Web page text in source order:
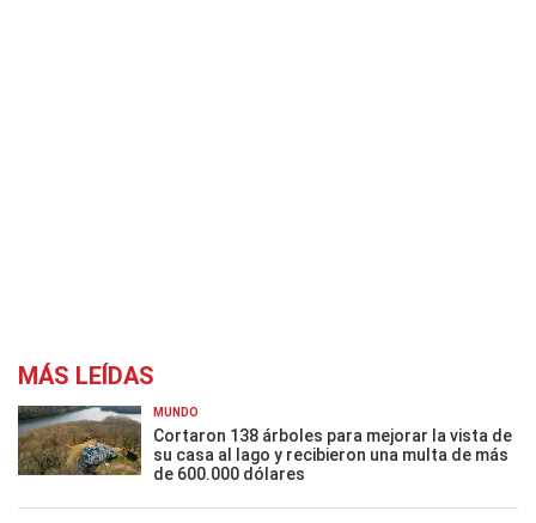
MÁS LEÍDAS
MUNDO
Cortaron 138 árboles para mejorar la vista de
su casa al lago y recibieron una multa de más
de 600.000 dólares